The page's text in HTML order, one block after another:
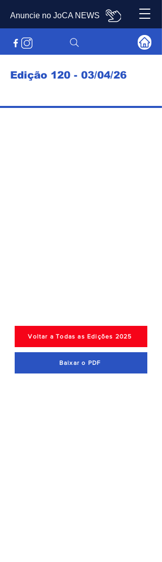
Anuncie no JoCA NEWS
Edição 120 - 03/04/26
Voltar a Todas as Edições 2025
Baixar o PDF